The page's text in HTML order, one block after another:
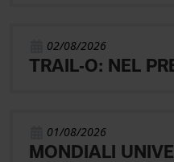
02/08/2026
01/08/2026